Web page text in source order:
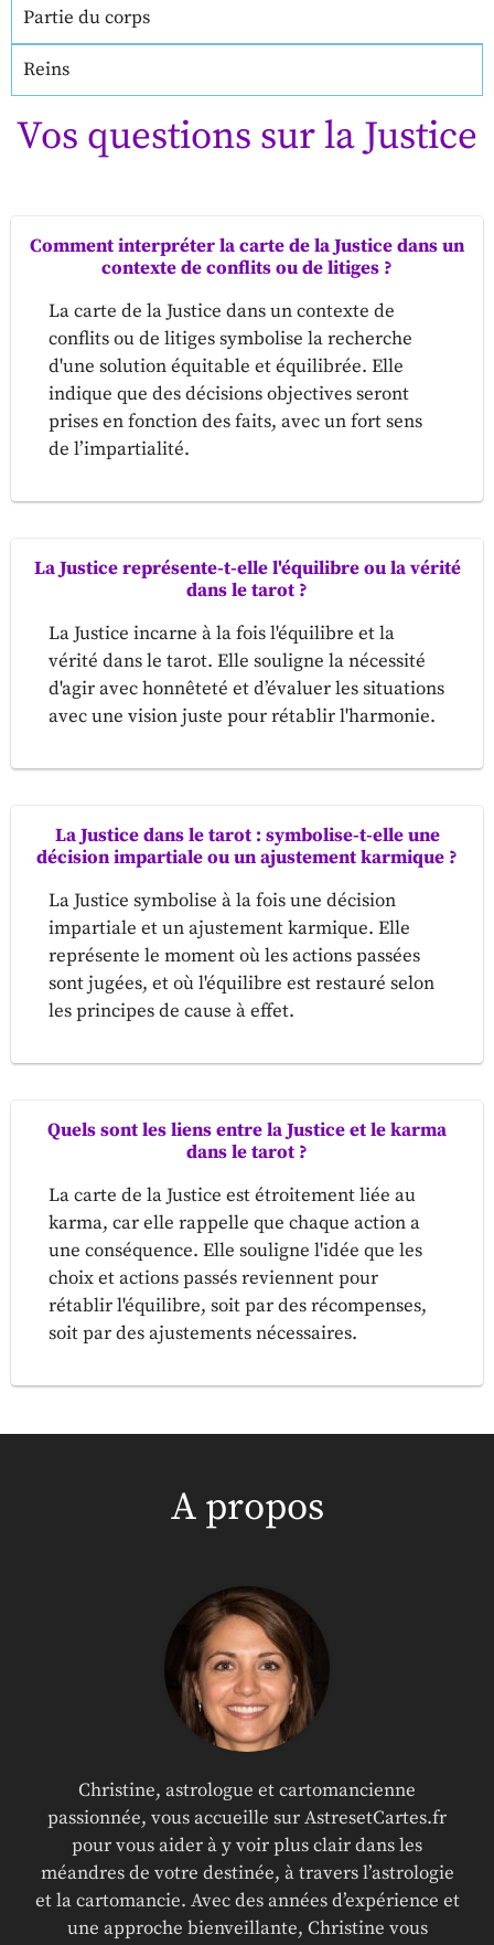
Partie du corps
Reins
Vos questions sur la Justice
Comment interpréter la carte de la Justice dans un
contexte de conflits ou de litiges ?
La carte de la Justice dans un contexte de
conflits ou de litiges symbolise la recherche
d'une solution équitable et équilibrée. Elle
indique que des décisions objectives seront
prises en fonction des faits, avec un fort sens
de l’impartialité.
La Justice représente-t-elle l'équilibre ou la vérité
dans le tarot ?
La Justice incarne à la fois l'équilibre et la
vérité dans le tarot. Elle souligne la nécessité
d'agir avec honnêteté et d’évaluer les situations
avec une vision juste pour rétablir l'harmonie.
La Justice dans le tarot : symbolise-t-elle une
décision impartiale ou un ajustement karmique ?
La Justice symbolise à la fois une décision
impartiale et un ajustement karmique. Elle
représente le moment où les actions passées
sont jugées, et où l'équilibre est restauré selon
les principes de cause à effet.
Quels sont les liens entre la Justice et le karma
dans le tarot ?
La carte de la Justice est étroitement liée au
karma, car elle rappelle que chaque action a
une conséquence. Elle souligne l'idée que les
choix et actions passés reviennent pour
rétablir l'équilibre, soit par des récompenses,
soit par des ajustements nécessaires.
A propos
Christine, astrologue et cartomancienne
passionnée, vous accueille sur AstresetCartes.fr
pour vous aider à y voir plus clair dans les
méandres de votre destinée, à travers l’astrologie
et la cartomancie. Avec des années d’expérience et
une approche bienveillante, Christine vous